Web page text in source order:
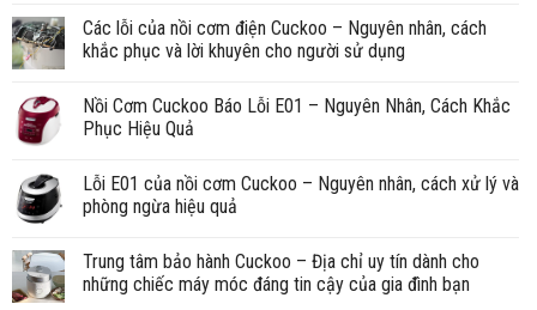
Các lỗi của nồi cơm điện Cuckoo – Nguyên nhân, cách
khắc phục và lời khuyên cho người sử dụng
Nồi Cơm Cuckoo Báo Lỗi E01 – Nguyên Nhân, Cách Khắc
Phục Hiệu Quả
Lỗi E01 của nồi cơm Cuckoo – Nguyên nhân, cách xử lý và
phòng ngừa hiệu quả
Trung tâm bảo hành Cuckoo – Địa chỉ uy tín dành cho
những chiếc máy móc đáng tin cậy của gia đình bạn